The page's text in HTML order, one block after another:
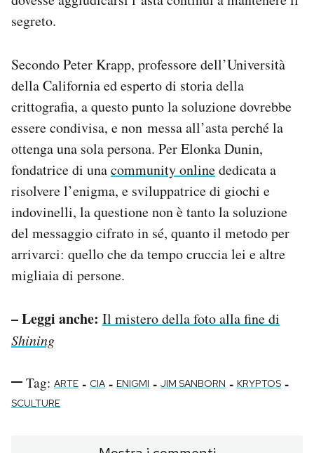
segreto.
Secondo Peter Krapp, professore dell’Università
della California ed esperto di storia della
crittografia, a questo punto la soluzione dovrebbe
essere condivisa, e non messa all’asta perché la
ottenga una sola persona. Per Elonka Dunin,
fondatrice di unacommunity onlinededicata a
risolvere l’enigma, e sviluppatrice di giochi e
indovinelli, la questione non è tanto la soluzione
del messaggio cifrato in sé, quanto il metodo per
arrivarci: quello che da tempo cruccia lei e altre
migliaia di persone.
– Leggi anche: Il mistero della foto alla fine di
Shining
Tag: ARTE - CIA - ENIGMI - JIM SANBORN - KRYPTOS -
SCULTURE